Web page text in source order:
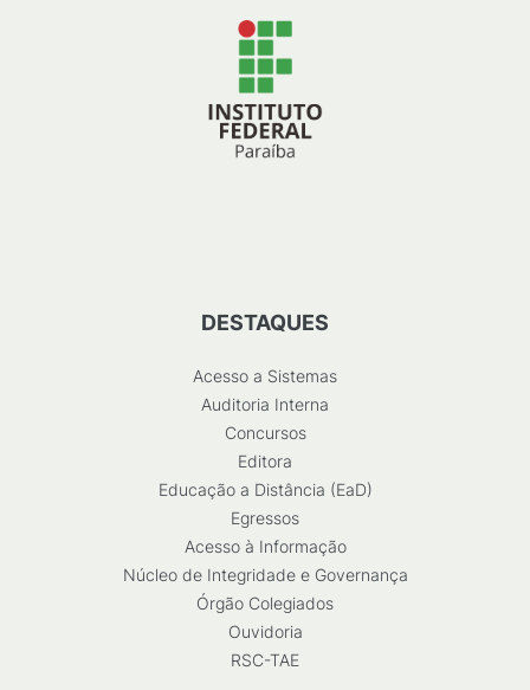
DESTAQUES
Acesso a Sistemas
Auditoria Interna
Concursos
Editora
Educação a Distância (EaD)
Egressos
Acesso à Informação
Núcleo de Integridade e Governança
Órgão Colegiados
Ouvidoria
RSC-TAE